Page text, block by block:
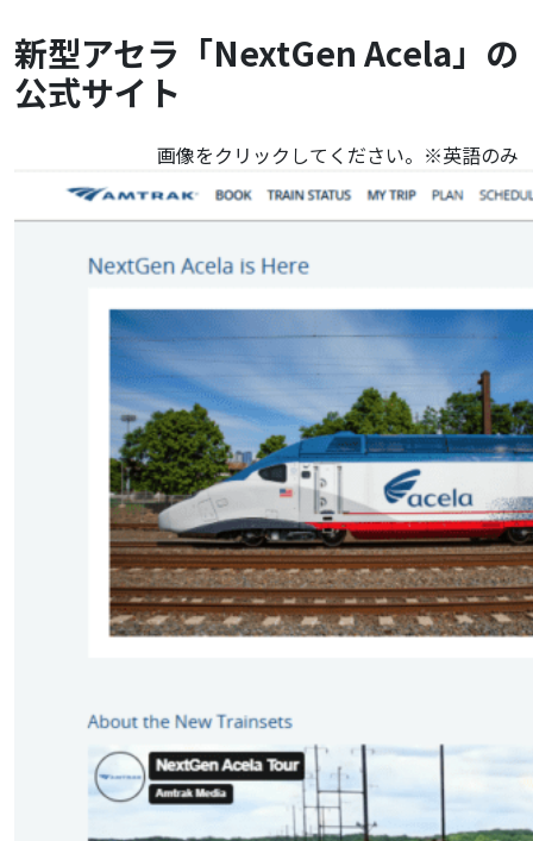
新型アセラ「NextGen Acela」の
公式サイト
画像をクリックしてください。※英語のみ